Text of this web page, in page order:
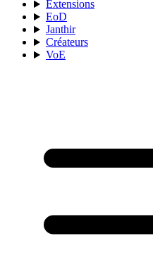
Extensions
EoD
Janthir
Créateurs
VoE